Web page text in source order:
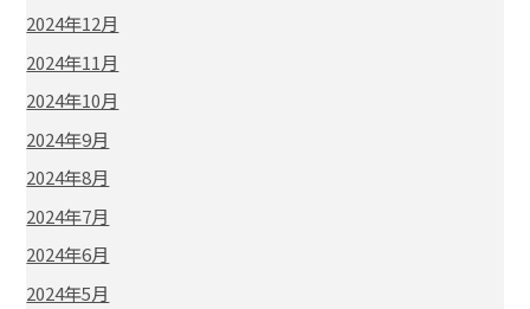
2024年12月
2024年11月
2024年10月
2024年9月
2024年8月
2024年7月
2024年6月
2024年5月